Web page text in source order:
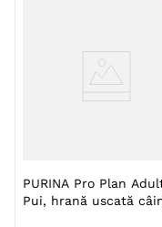
Granule mici
rase mici şi mini
ajustată cerinţelor
mini cu piele
PURINA Pro Plan
Pui, hrană uscată